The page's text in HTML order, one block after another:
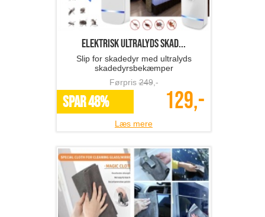
Elektrisk ultralyds skad...
Slip for skadedyr med ultralyds
skadedyrsbekæmper
Førpris249,-
SPAR 48% 129,-
Læs mere